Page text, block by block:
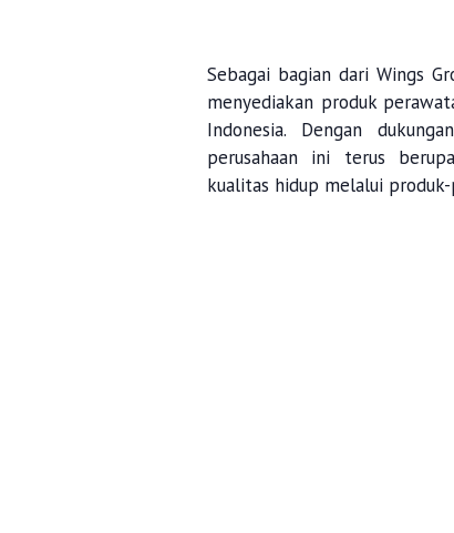
Sebagai bagian dari Wings
menyediakan produk
Indonesia. Dengan
perusahaan ini terus
kualitas hidup melalui produk-